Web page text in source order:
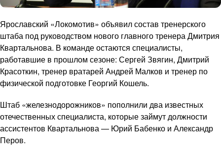
Ярославский «Локомотив» объявил состав тренерского
штаба под руководством нового главного тренера Дмитрия
Квартальнова. В команде остаются специалисты,
работавшие в прошлом сезоне: Сергей Звягин, Дмитрий
Красоткин, тренер вратарей Андрей Малков и тренер по
физической подготовке Георгий Кошель.
Штаб «железнодорожников» пополнили два известных
отечественных специалиста, которые займут должности
ассистентов Квартальнова — Юрий Бабенко и Александр
Перов.